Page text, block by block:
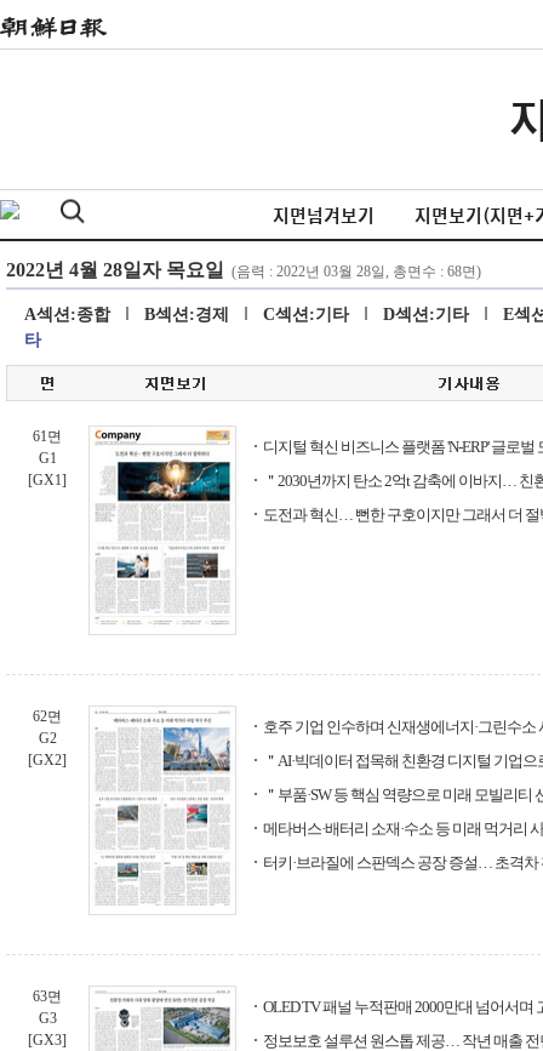
지면넘겨보기 지면보기(지면+
A섹션:종합 B섹션:경제 C섹션:기타 D섹션:기타
E섹
타
61면
G1
[GX1]
디지털 혁신 비즈니스 플랫폼 'N-ERP' 글로벌
＂2030년까지 탄소 2억t 감축에 이바지… 친
도전과 혁신… 뻔한 구호이지만 그래서 더
62면
G2
[GX2]
호주 기업 인수하며 신재생에너지·그린수소
＂AI·빅데이터 접목해 친환경 디지털 기업으
＂부품·SW 등 핵심 역량으로 미래 모빌리티
메타버스·배터리 소재·수소 등 미래 먹거리
터키·브라질에 스판덱스 공장 증설… 초격차
63면
G3
[GX3]
OLED TV 패널 누적판매 2000만대 넘어서며
정보보호 설루션 원스톱 제공… 작년 매출 전